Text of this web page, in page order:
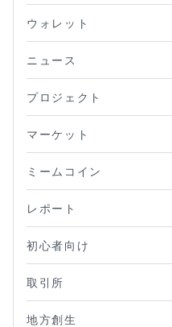
ウォレット
ニュース
プロジェクト
マーケット
ミームコイン
レポート
初心者向け
取引所
地方創生